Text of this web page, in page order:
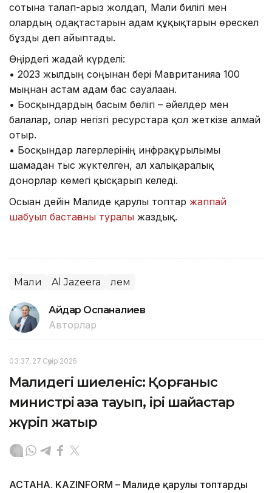
сотына талап-арыз жолдап, Мали билігі мен
олардың одақтастарын адам құқықтарын өрескел
бұзды деп айыптады.
Өңірдегі жағдай күрделі:
• 2023 жылдың соңынан бері Мавританияға 100
мыңнан астам адам бас сауғалаған.
• Босқындардың басым бөлігі – әйелдер мен
балалар, олар негізгі ресурстарға қол жеткізе алмай
отыр.
• Босқындар лагерлерінің инфрақұрылымы
шамадан тыс жүктелген, ал халықаралық
донорлар көмегі қысқарып келеді.
Осыған дейін Малиде қарулы топтар жаппай
шабуыл бастағаны туралы жаздық.
Мали Al Jazeera Әлем
Айдар Оспаналиев
Авторлар
03:37, 27 Сәуір 2026
Малидегі шиеленіс: Қорғаныс
министрі қаза тауып, ірі шайқастар
жүріп жатыр
АСТАНА. KAZINFORM – Малиде қарулы топтардың